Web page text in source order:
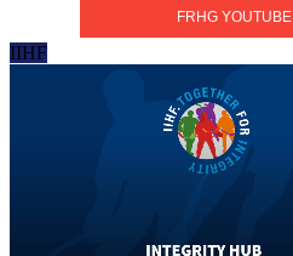
FRHG
IIHF